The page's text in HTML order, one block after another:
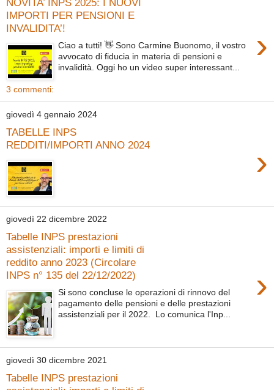
IMPORTI PER PENSIONI E
INVALIDITA’!
›
Ciao a tutti! 👋 Sono Carmine Buonomo, il vostro
avvocato di fiducia in materia di pensioni e
invalidità. Oggi ho un video super interessant...
3 commenti:
giovedì 4 gennaio 2024
TABELLE INPS
REDDITI/IMPORTI ANNO 2024
›
giovedì 22 dicembre 2022
Tabelle INPS prestazioni
assistenziali: importi e limiti di
reddito anno 2023 (Circolare
INPS n° 135 del 22/12/2022)
›
Si sono concluse le operazioni di rinnovo del
pagamento delle pensioni e delle prestazioni
assistenziali per il 2022. Lo comunica l'Inp...
giovedì 30 dicembre 2021
Tabelle INPS prestazioni